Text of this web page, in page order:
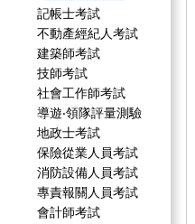
記帳士考試
不動產經紀人考試
建築師考試
技師考試
社會工作師‍考試
導遊‧領隊評量測驗
地政士考試
保險從業人員考試
消防設備人員考試
專責報關人員考試
會計師考試